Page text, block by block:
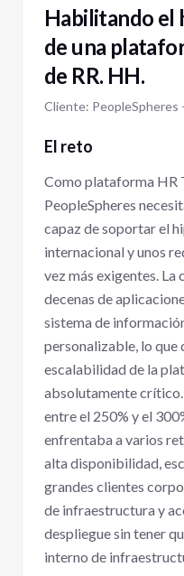
Habilitando el
de una
de RR. HH.
Cliente:
El reto
Como plataforma HR
PeopleSpheres
capaz de soportar el
internacional y unos
vez más exigentes. La
decenas de
sistema de
personalizable, lo
escalabilidad de la
absolutamente
entre el 250% y el
enfrentaba a varios
alta disponibilidad,
grandes clientes
de infraestructura y
despliegue sin tener
interno de